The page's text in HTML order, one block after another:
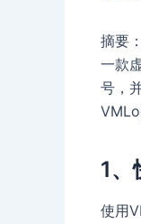
摘要
一款
号，
1、
使用